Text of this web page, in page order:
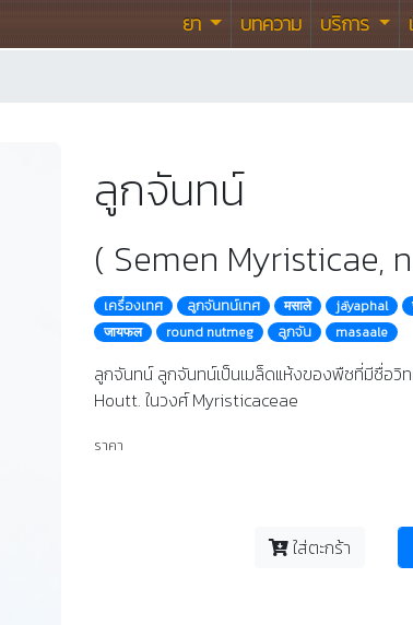
ยา บทความ บริการ
ลูกจันทน์
( Semen Myristicae,
เครื่องเทศ ลูกจันทน์เทศ मसाले jāyaphal
जायफल
round nutmeg ลูกจัน masaale
ลูกจันทน์ ลูกจันทน์เป็นเมล็ดแห้งของพืชที่มีชื่อ
Houtt. ในวงศ์ Myristicaceae
ราคา
ใส่ตะกร้า